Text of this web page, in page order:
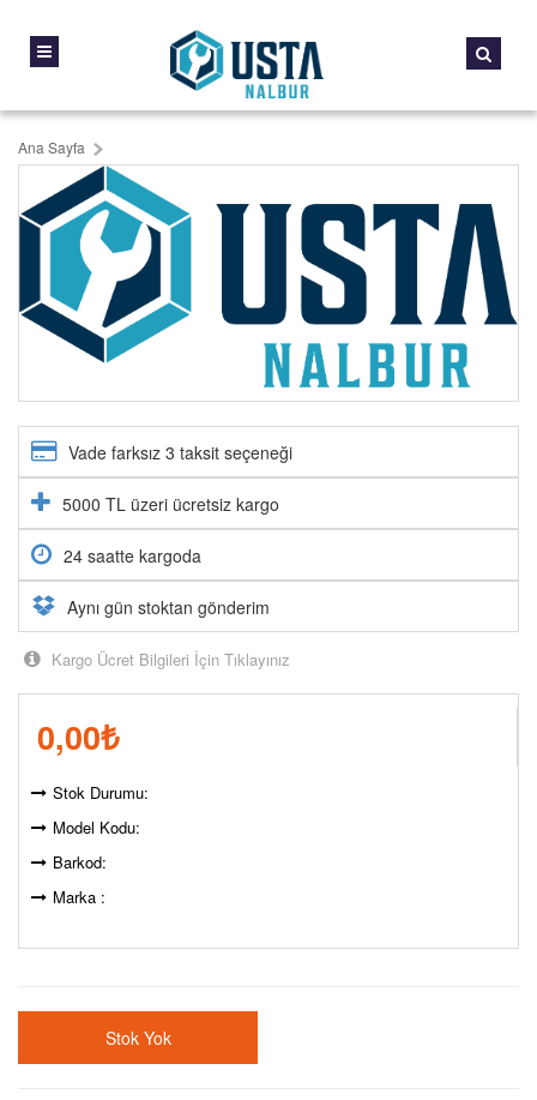
Ana Sayfa
Vade farksız 3 taksit seçeneği
5000 TL üzeri ücretsiz kargo
24 saatte kargoda
Aynı gün stoktan gönderim
Kargo Ücret Bilgileri İçin Tıklayınız
0,00₺
Stok Durumu:
Model Kodu:
Barkod:
Marka :
Stok Yok